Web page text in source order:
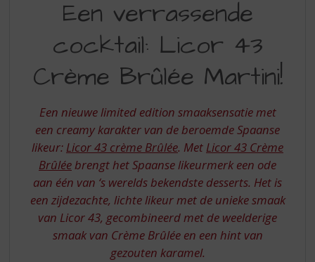
VERASSENDE
COCKTAIL
LICOR
43
CREME
BRULEE
MARTINI
Een verrassende
cocktail: Licor 43
Crème Brûlée Martini!
Een nieuwe limited edition smaaksensatie met
een creamy karakter van de beroemde Spaanse
likeur: Licor 43 crème Brûlée. Met Licor 43 Crème
Brûléebrengt het Spaanse likeurmerk een ode
aan één van ‘s werelds bekendste desserts. Het is
een zijdezachte, lichte likeur met de unieke smaak
van Licor 43, gecombineerd met de weelderige
smaak van Crème Brûlée en een hint van
gezouten karamel.